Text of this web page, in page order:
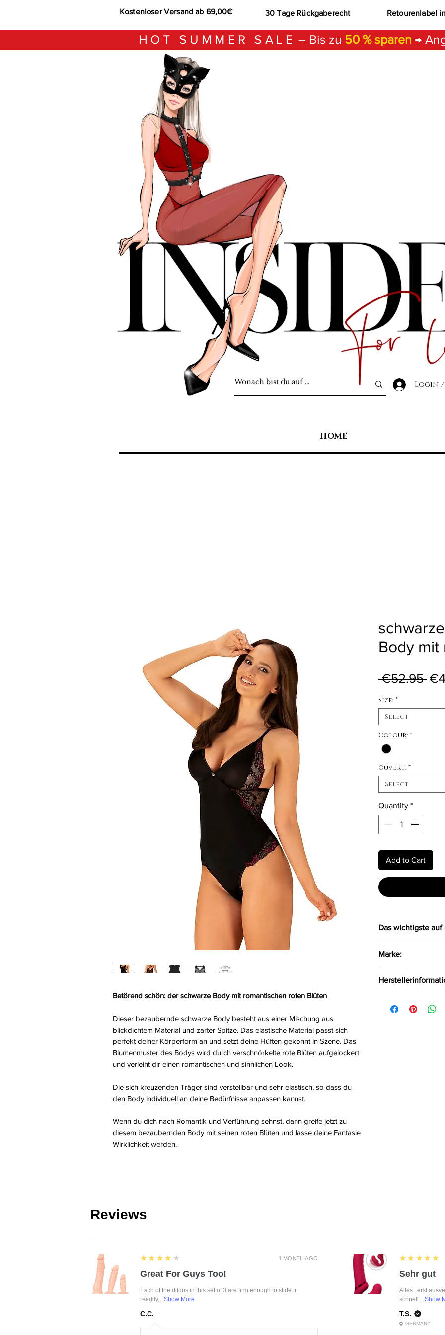
Kostenloser Versand ab 69,00€ 30 Tage Rückgaberecht Retourenlabel
HOT SUMMER SALE – Bis zu 50 % sparen →
Login /
HOME
Betörend schön: der schwarze Body mit romantischen roten Blüten
Dieser bezaubernde schwarze Body besteht aus einer Mischung aus
blickdichtem Material und zarter Spitze. Das elastische Material passt sich
perfekt deiner Körperform an und setzt deine Hüften gekonnt in Szene. Das
Blumenmuster des Bodys wird durch verschnörkelte rote Blüten aufgelockert
und verleiht dir einen romantischen und sinnlichen Look.
Die sich kreuzenden Träger sind verstellbar und sehr elastisch, so dass du
den Body individuell an deine Bedürfnisse anpassen kannst.
Wenn du dich nach Romantik und Verführung sehnst, dann greife jetzt zu
diesem bezaubernden Body mit seinen roten Blüten und lasse deine Fantasie
Wirklichkeit werden.
Body mit
€52.95
Size: *
Select
Colour: *
Ouvert: *
Select
Quantity *
Add to Cart
Das wichtigste auf
aus
Die sich
sehr elastisch
Körperform an
Marke:
Krolewska Street 1
Reviews
1 MONTH AGO
4
★★★★★
Great For Guys Too!
Each of the dildos in this set of 3 are firm enough to slide in
readily,...Show More
C.C.
5
★★★★★
Sehr gut
Alles...erst
schnell....Show
T.S.
GERMANY